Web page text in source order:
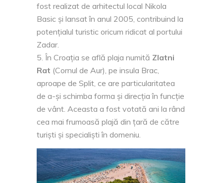
fost realizat de arhitectul local Nikola
Basic și lansat în anul 2005, contribuind la
potențialul turistic oricum ridicat al portului
Zadar.
În Croația se află plaja numită Zlatni
Rat (Cornul de Aur), pe insula Brac,
aproape de Split, ce are particularitatea
de a-și schimba forma și direcția în funcție
de vânt. Aceasta a fost votată ani la rând
cea mai frumoasă plajă din țară de către
turiști și specialiști în domeniu.